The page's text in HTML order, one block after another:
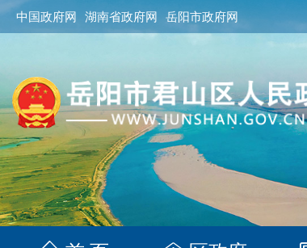
中国政府网 湖南省政府网 岳阳市政府网